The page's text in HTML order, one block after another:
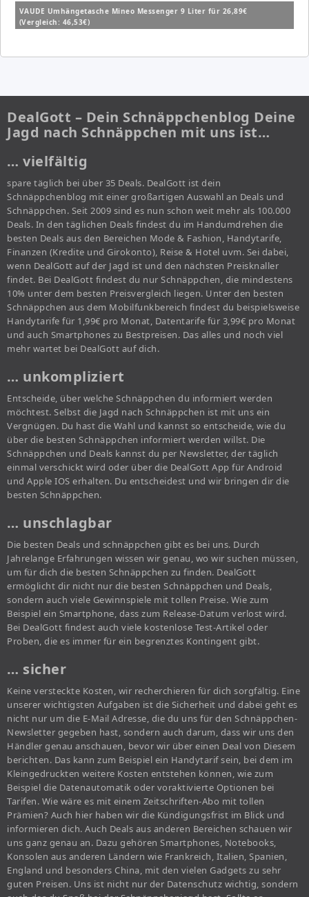
VAUDE Umhängetasche Mineo Messenger 9 Liter für 26,89€
(Vergleich: 46,53€)
DealGott – Dein Schnäppchenblog Deine
Jagd nach Schnäppchen mit uns ist…
… vielfältig
spare täglich bei über 35 Deals. DealGott ist dein
Schnäppchenblog mit einer großartigen Auswahl an Deals und
Schnäppchen. Seit 2009 sind es nun schon weit mehr als 100.000
Deals. In den täglichen Deals findest du im Handumdrehen die
besten Deals aus den Bereichen Mode & Fashion, Handytarife,
Finanzen (Kredite und Girokonto), Reise & Hotel uvm. Sei dabei,
wenn DealGott auf der Jagd ist und den nächsten Preisknaller
findet. Bei DealGott findest du nur Schnäppchen, die mindestens
10% unter dem besten Preisvergleich liegen. Unter den besten
Schnäppchen aus dem Mobilfunkbereich findest du beispielsweise
Handytarife für 1,99€ pro Monat, Datentarife für 3,99€ pro Monat
und auch Smartphones zu Bestpreisen. Das alles und noch viel
mehr wartet bei DealGott auf dich.
… unkompliziert
Entscheide, über welche Schnäppchen du informiert werden
möchtest. Selbst die Jagd nach Schnäppchen ist mit uns ein
Vergnügen. Du hast die Wahl und kannst so entscheide, wie du
über die besten Schnäppchen informiert werden willst. Die
Schnäppchen und Deals kannst du per Newsletter, der täglich
einmal verschickt wird oder über die DealGott App für Android
und Apple IOS erhalten. Du entscheidest und wir bringen dir die
besten Schnäppchen.
… unschlagbar
Die besten Deals und schnäppchen gibt es bei uns. Durch
Jahrelange Erfahrungen wissen wir genau, wo wir suchen müssen,
um für dich die besten Schnäppchen zu finden. DealGott
ermöglicht dir nicht nur die besten Schnäppchen und Deals,
sondern auch viele Gewinnspiele mit tollen Preise. Wie zum
Beispiel ein Smartphone, dass zum Release-Datum verlost wird.
Bei DealGott findest auch viele kostenlose Test-Artikel oder
Proben, die es immer für ein begrenztes Kontingent gibt.
… sicher
Keine versteckte Kosten, wir recherchieren für dich sorgfältig. Eine
unserer wichtigsten Aufgaben ist die Sicherheit und dabei geht es
nicht nur um die E-Mail Adresse, die du uns für den Schnäppchen-
Newsletter gegeben hast, sondern auch darum, dass wir uns den
Händler genau anschauen, bevor wir über einen Deal von Diesem
berichten. Das kann zum Beispiel ein Handytarif sein, bei dem im
Kleingedruckten weitere Kosten entstehen können, wie zum
Beispiel die Datenautomatik oder voraktivierte Optionen bei
Tarifen. Wie wäre es mit einem Zeitschriften-Abo mit tollen
Prämien? Auch hier haben wir die Kündigungsfrist im Blick und
informieren dich. Auch Deals aus anderen Bereichen schauen wir
uns ganz genau an. Dazu gehören Smartphones, Notebooks,
Konsolen aus anderen Ländern wie Frankreich, Italien, Spanien,
England und besonders China, mit den vielen Gadgets zu sehr
guten Preisen. Uns ist nicht nur der Datenschutz wichtig, sondern